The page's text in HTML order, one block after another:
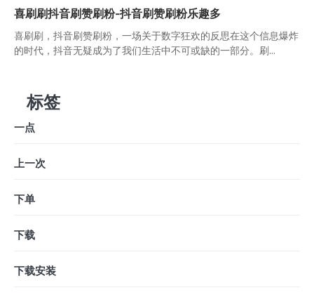
喜刷刷抖音刷赞刷粉-抖音刷赞刷粉乐趣多
喜刷刷，抖音刷赞刷粉，一场关于数字狂欢的反思在这个信息爆炸
的时代，抖音无疑成为了我们生活中不可或缺的一部分。刷...
标签
一点
上一次
下单
下载
下载安装